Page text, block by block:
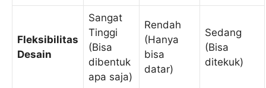
Fleksibilitas
Desain
Sangat
Tinggi
(Bisa
dibentuk
apa saja)
Rendah
(Hanya
bisa
datar)
Sedang
(Bisa
ditekuk)